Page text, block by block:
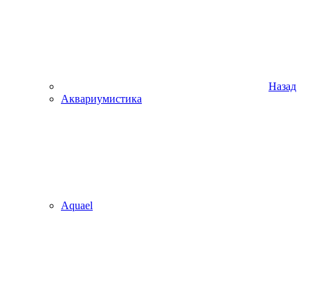
Назад
Аквариумистика
Aquael